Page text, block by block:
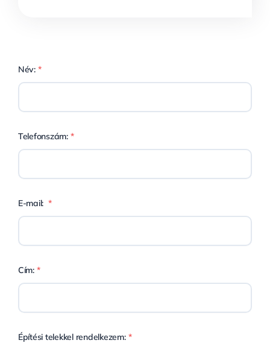
Név: *
Telefonszám: *
E-mail: *
Cím: *
Építési telekkel rendelkezem: *